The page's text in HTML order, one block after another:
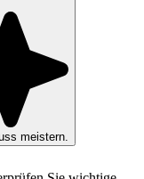
meistern.